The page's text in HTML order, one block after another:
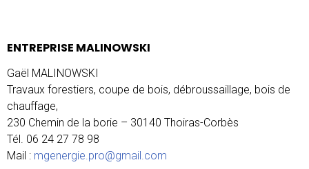
ENTREPRISE MALINOWSKI
Gaël MALINOWSKI
Travaux forestiers, coupe de bois, débroussaillage, bois de
chauffage,
230 Chemin de la borie – 30140 Thoiras-Corbès
Tél. 06 24 27 78 98
Mail : mgenergie.pro@gmail.com